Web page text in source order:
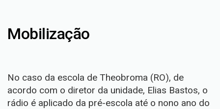
Mobilização
No caso da escola de Theobroma (RO), de
acordo com o diretor da unidade, Elias Bastos, o
rádio é aplicado da pré-escola até o nono ano do